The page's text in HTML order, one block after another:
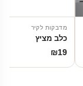
מדבקות לקיר
כלב מציץ
₪19